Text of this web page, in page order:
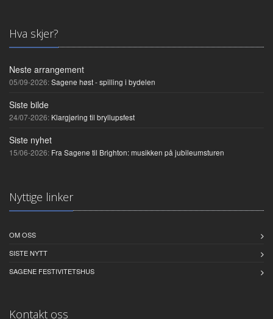
Hva skjer?
Neste arrangement
05/09-2026:Sagene høst - spilling i bydelen
Siste bilde
24/07-2026: Klargjøring til bryllupsfest
Siste nyhet
15/06-2026: Fra Sagene til Brighton: musikken på jubileumsturen
Nyttige linker
OM OSS
SISTE NYTT
SAGENE FESTIVITETSHUS
Kontakt oss